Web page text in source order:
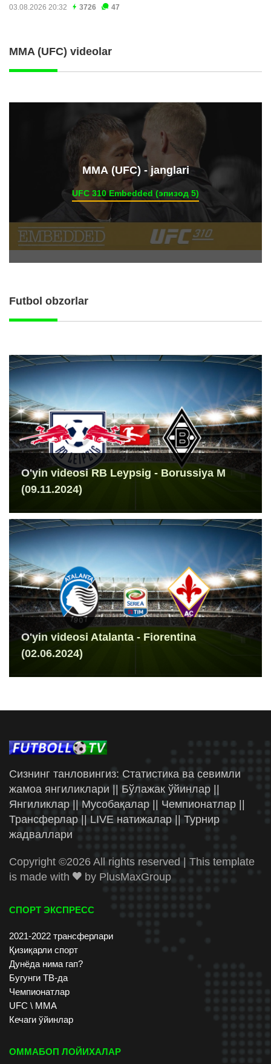
03.08.2026 20:32 3726 47
MMA (UFC) videolar
ММА (UFC) - janglari
UFC 310 Embedded (эпизод 5)
Futbol obzorlar
O'yin videosi RB Leypsig - Borussiya M
(09.11.2024)
O'yin videosi Atalanta - Fiorentina
(02.06.2024)
Сизнинг танловингиз: Статистика ва севимли
жамоа янгиликлари || Бўлажак ўйинлар ||
Янгиликлар || Мусобақалар || Чемпионатлар ||
Трансферлар || LIVE натижалар || Турнир
жадваллари
Copyright ©2026 All rights reserved | This template
is made with
by PlusMaxGroup
СПОРТ ЭКСПРЕСС
2021-2022 трансферлари
Қизиқарли спорт
Дунёда нима гап?
Бугунги ТВ-да
Чемпионатлар
UFC \ ММА
Кечаги ўйинлар
ОММАБОП ЛОЙИХАЛАР